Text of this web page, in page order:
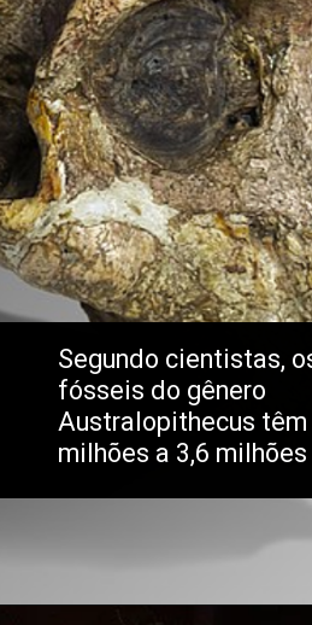
Segundo cientistas,
fósseis do gênero
Australopithecus têm
milhões a 3,6